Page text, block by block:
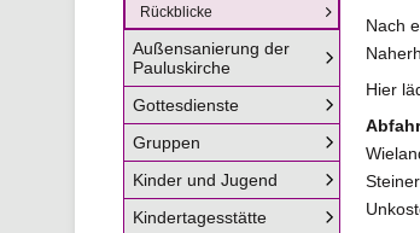
Nach
Hier
Rückblicke
Außensanierung der
Pauluskirche
Gottesdienste
Gruppen
Kinder und Jugend
Kindertagesstätte